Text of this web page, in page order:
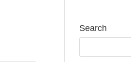
Search